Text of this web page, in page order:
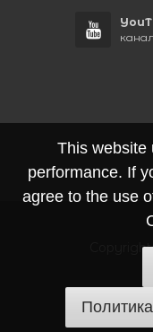
канал
This website
performance. If
agree to the use